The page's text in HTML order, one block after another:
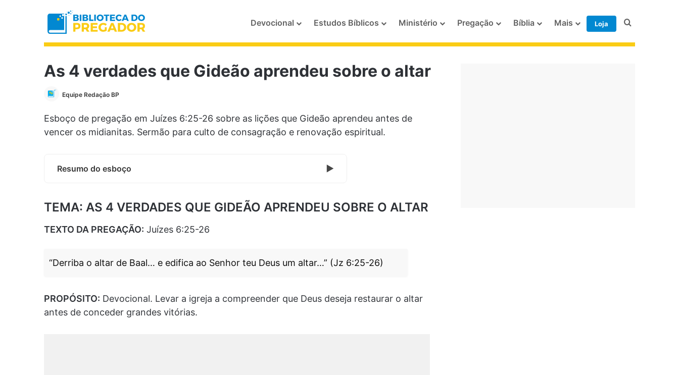
Devocional Estudos Bíblicos Ministério Pregação Bíblia Mais Loja Procurar por
As 4 verdades que Gideão aprendeu sobre o altar
Equipe Redação BP
Esboço de pregação em Juízes 6:25-26 sobre as lições que Gideão aprendeu antes de
vencer os midianitas. Sermão para culto de consagração e renovação espiritual.
Resumo do esboço
TEMA: AS 4 VERDADES QUE GIDEÃO APRENDEU SOBRE O ALTAR
TEXTO DA PREGAÇÃO: Juízes 6:25-26
“Derriba o altar de Baal… e edifica ao Senhor teu Deus um altar…” (Jz 6:25-26)
PROPÓSITO: Devocional. Levar a igreja a compreender que Deus deseja restaurar o altar
antes de conceder grandes vitórias.